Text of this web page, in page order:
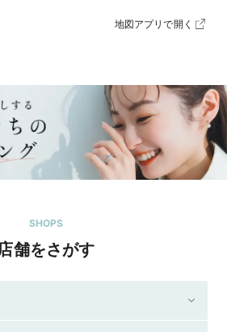
地図アプリで開く
SHOPS
舗をさがす